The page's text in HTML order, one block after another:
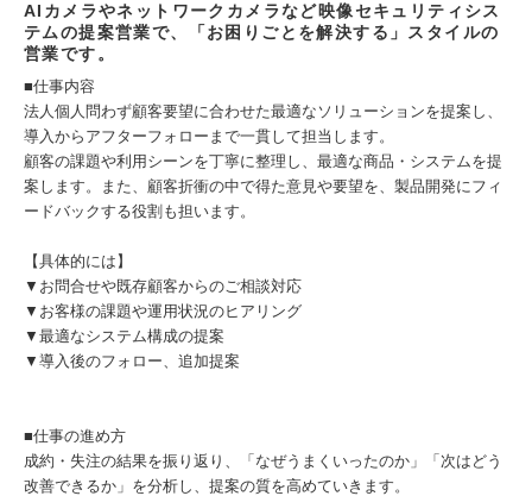
AIカメラやネットワークカメラなど映像セキュリティシス
テムの提案営業で、「お困りごとを解決する」スタイルの
営業です。
■仕事内容
法人個人問わず顧客要望に合わせた最適なソリューションを提案し、
導入からアフターフォローまで一貫して担当します。
顧客の課題や利用シーンを丁寧に整理し、最適な商品・システムを提
案します。また、顧客折衝の中で得た意見や要望を、製品開発にフィ
ードバックする役割も担います。
【具体的には】
▼お問合せや既存顧客からのご相談対応
▼お客様の課題や運用状況のヒアリング
▼最適なシステム構成の提案
▼導入後のフォロー、追加提案
■仕事の進め方
成約・失注の結果を振り返り、「なぜうまくいったのか」「次はどう
改善できるか」を分析し、提案の質を高めていきます。